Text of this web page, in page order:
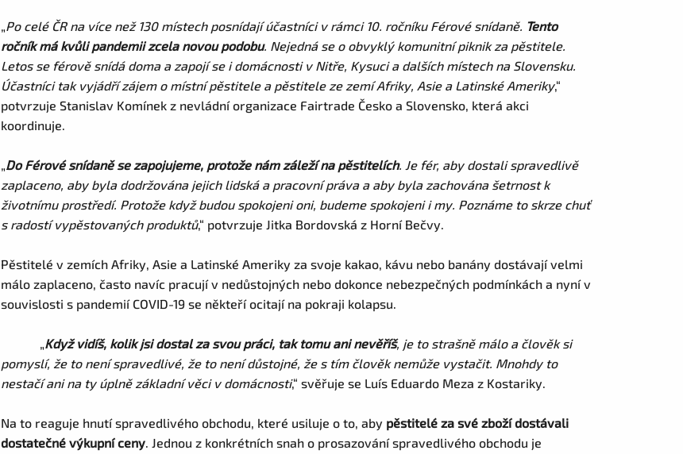
„Po celé ČR na více než 130 místech posnídají účastníci v rámci 10. ročníku Férové snídaně. Tento
ročník má kvůli pandemii zcela novou podobu. Nejedná se o obvyklý komunitní piknik za pěstitele.
Letos se férově snídá doma a zapojí se i domácnosti v Nitře, Kysuci a dalších místech na Slovensku.
Účastníci tak vyjádří zájem o místní pěstitele a pěstitele ze zemí Afriky, Asie a Latinské Ameriky,“
potvrzuje Stanislav Komínek z nevládní organizace Fairtrade Česko a Slovensko, která akci
koordinuje.
„Do Férové snídaně se zapojujeme, protože nám záleží na pěstitelích. Je fér, aby dostali spravedlivě
zaplaceno, aby byla dodržována jejich lidská a pracovní práva a aby byla zachována šetrnost k
životnímu prostředí. Protože když budou spokojeni oni, budeme spokojeni i my. Poznáme to skrze chuť
s radostí vypěstovaných produktů,“ potvrzuje Jitka Bordovská z Horní Bečvy.
Pěstitelé v zemích Afriky, Asie a Latinské Ameriky za svoje kakao, kávu nebo banány dostávají velmi
málo zaplaceno, často navíc pracují v nedůstojných nebo dokonce nebezpečných podmínkách a nyní v
souvislosti s pandemií COVID-19 se někteří ocitají na pokraji kolapsu.
„Když vidíš, kolik jsi dostal za svou práci, tak tomu ani nevěříš, je to strašně málo a člověk si
pomyslí, že to není spravedlivé, že to není důstojné, že s tím člověk nemůže vystačit. Mnohdy to
nestačí ani na ty úplně základní věci v domácnosti,“ svěřuje se Luís Eduardo Meza z Kostariky.
Na to reaguje hnutí spravedlivého obchodu, které usiluje o to, aby pěstitelé za své zboží dostávali
dostatečné výkupní ceny. Jednou z konkrétních snah o prosazování spravedlivého obchodu je